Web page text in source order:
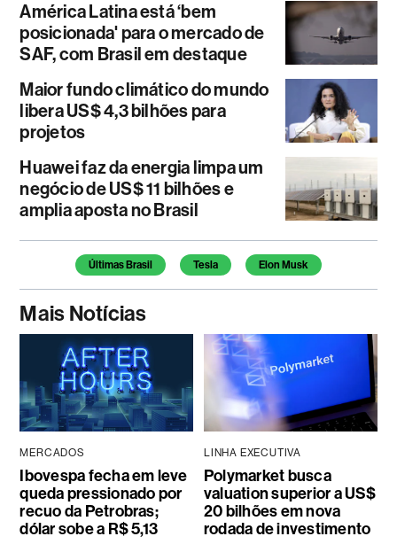
América Latina está ‘bem
posicionada' para o mercado de
SAF, com Brasil em destaque
Maior fundo climático do mundo
libera US$ 4,3 bilhões para
projetos
Huawei faz da energia limpa um
negócio de US$ 11 bilhões e
amplia aposta no Brasil
Temas deste artigo
Últimas Brasil Tesla Elon Musk
Mais Notícias
MERCADOS
Ibovespa fecha em leve
queda pressionado por
recuo da Petrobras;
dólar sobe a R$ 5,13
LINHA EXECUTIVA
Polymarket busca
valuation superior a US$
20 bilhões em nova
rodada de investimento